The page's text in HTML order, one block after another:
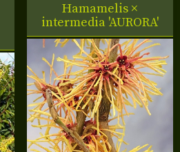
Hamamelis ×
intermedia 'AURORA'